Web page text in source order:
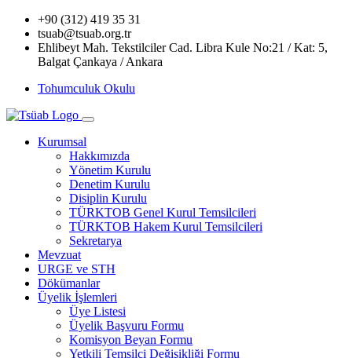
+90 (312) 419 35 31
tsuab@tsuab.org.tr
Ehlibeyt Mah. Tekstilciler Cad. Libra Kule No:21 / Kat: 5,
Balgat Çankaya / Ankara
Tohumculuk Okulu
Kurumsal
Hakkımızda
Yönetim Kurulu
Denetim Kurulu
Disiplin Kurulu
TÜRKTOB Genel Kurul Temsilcileri
TÜRKTOB Hakem Kurul Temsilcileri
Sekretarya
Mevzuat
URGE ve STH
Dökümanlar
Üyelik İşlemleri
Üye Listesi
Üyelik Başvuru Formu
Komisyon Beyan Formu
Yetkili Temsilci Değişikliği Formu